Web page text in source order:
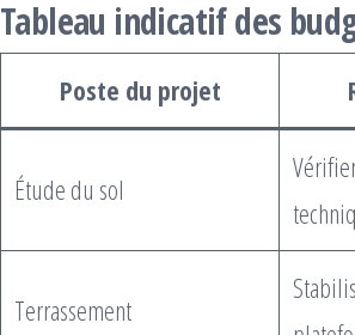
Tableau indicatif des
Poste du projet
Étude du sol
Terrassement